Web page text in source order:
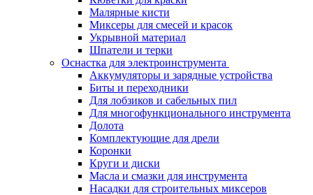
Малярные кисти
Миксеры для смесей и красок
Укрывной материал
Шпатели и терки
Оснастка для электроинструмента
Аккумуляторы и зарядные устройства
Биты и переходники
Для лобзиков и сабельных пил
Для многофункционального инструмента
Долота
Комплектующие для дрели
Коронки
Круги и диски
Масла и смазки для инструмента
Насадки для строительных миксеров